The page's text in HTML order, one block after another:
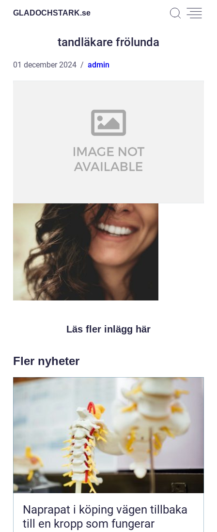
GLADOCHSTARK.se
tandläkare frölunda
01 december 2024 admin
Läs fler inlägg här
Fler nyheter
Naprapat i köping vägen tillbaka
till en kropp som fungerar